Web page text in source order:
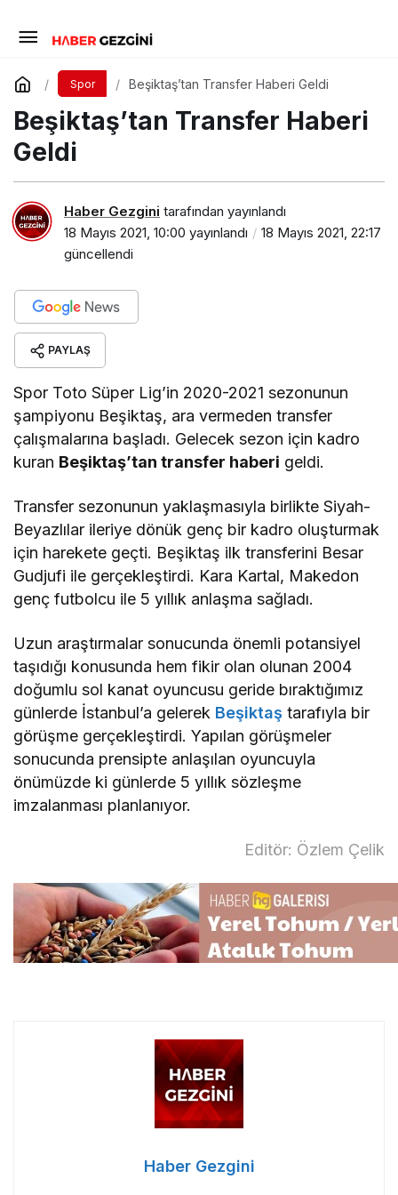
Spor Beşiktaş’tan Transfer Haberi Geldi
Beşiktaş’tan Transfer Haberi
Geldi
Haber Gezgini tarafından yayınlandı
18 Mayıs 2021, 10:00 yayınlandı
18 Mayıs 2021, 22:17
güncellendi
PAYLAŞ
Spor Toto Süper Lig’in 2020-2021 sezonunun
şampiyonu Beşiktaş, ara vermeden transfer
çalışmalarına başladı. Gelecek sezon için kadro
kuran Beşiktaş’tan transfer haberi geldi.
Transfer sezonunun yaklaşmasıyla birlikte Siyah-
Beyazlılar ileriye dönük genç bir kadro oluşturmak
için harekete geçti. Beşiktaş ilk transferini Besar
Gudjufi ile gerçekleştirdi. Kara Kartal, Makedon
genç futbolcu ile 5 yıllık anlaşma sağladı.
Uzun araştırmalar sonucunda önemli potansiyel
taşıdığı konusunda hem fikir olan olunan 2004
doğumlu sol kanat oyuncusu geride bıraktığımız
günlerde İstanbul’a gelerek Beşiktaş tarafıyla bir
görüşme gerçekleştirdi. Yapılan görüşmeler
sonucunda prensipte anlaşılan oyuncuyla
önümüzde ki günlerde 5 yıllık sözleşme
imzalanması planlanıyor.
Editör: Özlem Çelik
Haber Gezgini